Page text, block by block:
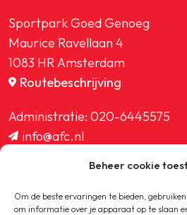
Beheer cookie
Om de beste ervaringen te bieden,
om informatie over je apparaat op te slaan
Sportpark Goed Genoeg
Maurice Ravellaan 4
1083 HR Amsterdam
Routebeschrijving
Administratie: 020-6445575
info@afc.nl
ledenadministratie@afc.nl